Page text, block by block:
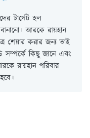
টার্গেট হল
আরকে রায়হান
শেয়ার করার জন্য তাই
সম্পর্কে কিছু জানে এবং
রায়হান পরিবার